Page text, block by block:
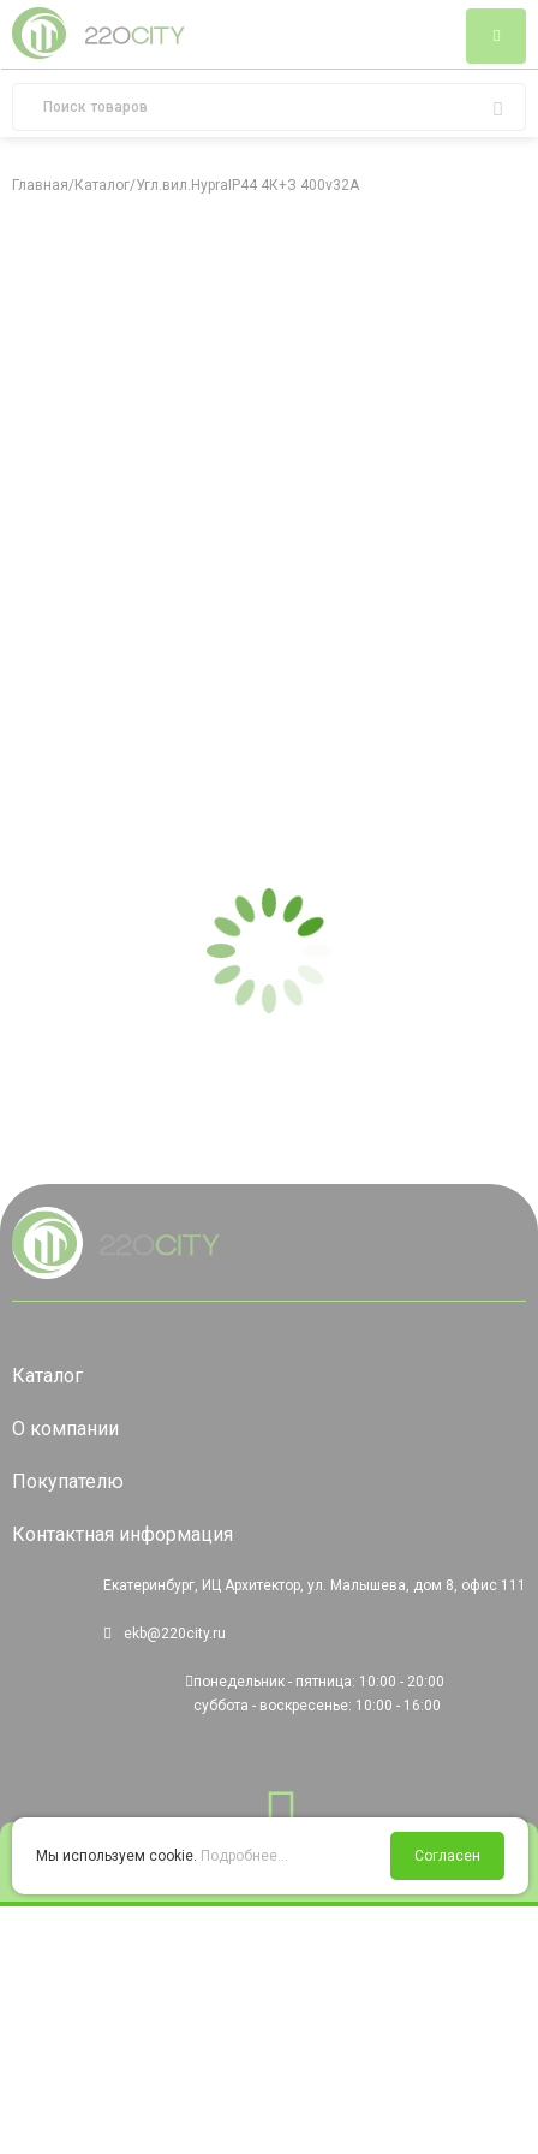
Войти Избранное Корзина
Главная/Каталог/Угл.вил.HypraIP44 4К+З 400v32A
Каталог
О компании
Покупателю
Контактная информация
Екатеринбург, ИЦ Архитектор, ул. Малышева, дом 8, офис 111
ekb@220city.ru
понедельник - пятница: 10:00 - 20:00
суббота - воскресенье: 10:00 - 16:00
Мы используем cookie. Подробнее... Согласен